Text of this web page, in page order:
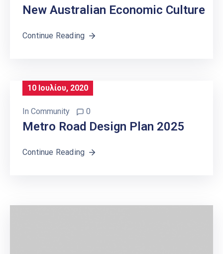
New Australian Economic Culture
Continue Reading
10 Ιουλίου, 2020
In Community 0
Metro Road Design Plan 2025
Continue Reading